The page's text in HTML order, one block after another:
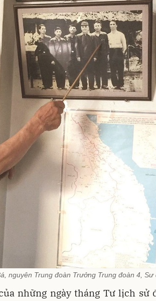
nguyên Trung đoàn Trưởng Trung đoàn 4, Sư
những ngày tháng Tư lịch sử